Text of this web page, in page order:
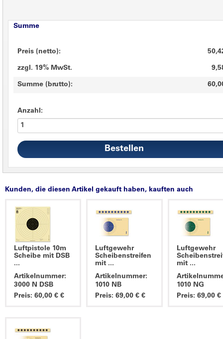
Summe
Preis (netto):
zzgl. 19% MwSt.
Summe (brutto):
Anzahl:
Kunden, die diesen Artikel gekauft haben, kauften auch
Luftpistole 10m
Scheibe mit DSB
...
Artikelnummer:
3000 N DSB
Preis: 60,00 € €
Luftgewehr
Scheibenstreifen
mit ...
Artikelnummer:
1010 NB
Preis: 69,00 € €
Luftgewehr
mit ...
1010 NG
Preis: 69,00 €